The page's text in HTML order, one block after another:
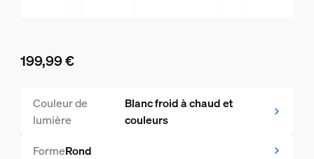
199,99 €
Couleur de
lumière
Blanc froid à chaud et
couleurs
FormeRond